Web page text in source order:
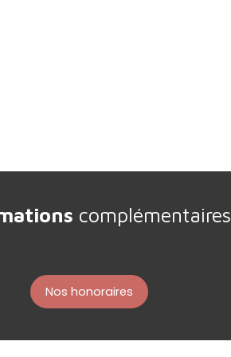
complémentaires
Nos honoraires